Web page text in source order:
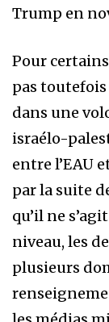
Trump en
Pour
pas
dans une
israélo-
entre l’EAU
par la suite
qu’il ne
niveau, les
plusieurs